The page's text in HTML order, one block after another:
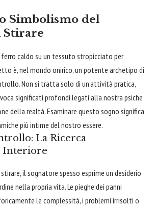
Simbolismo del
Stirare
caldo su un tessuto stropicciato per
è, nel mondo onirico, un potente archetipo di
Non si tratta solo di un'attività pratica,
significati profondi legati alla nostra psiche
della realtà. Esaminare questo sogno significa
più intime del nostro essere.
La Ricerca
Interiore
il sognatore spesso esprime un desiderio
nella propria vita. Le pieghe dei panni
le complessità, i problemi irrisolti o